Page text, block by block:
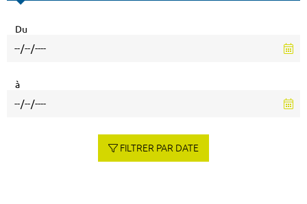
Du
à
FILTRER PAR DATE